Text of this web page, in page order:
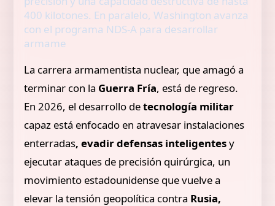
400 kilotones. En paralelo, Washington avanza
con el programa NDS-A para desarrollar
armame
La carrera armamentista nuclear, que amagó a
terminar con la Guerra Fría, está de regreso.
En 2026, el desarrollo detecnología militar
capaz está enfocado en atravesar instalaciones
enterradas, evadir defensas inteligentesy
ejecutar ataques de precisión quirúrgica, un
movimiento estadounidense que vuelve a
elevar la tensión geopolítica contra Rusia,